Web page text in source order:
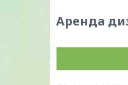
Аренда